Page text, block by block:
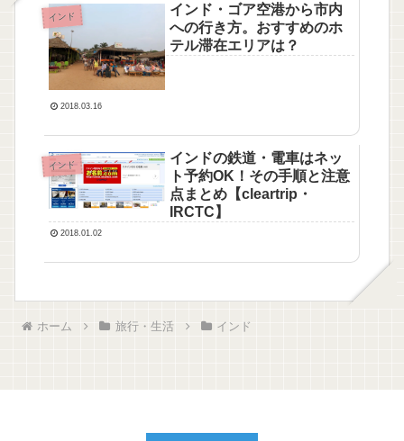
インド
インド・ゴア空港から市内
への行き方。おすすめのホ
テル滞在エリアは？
2018.03.16
インド
インドの鉄道・電車はネッ
ト予約OK！その手順と注意
点まとめ【cleartrip・
IRCTC】
2018.01.02
ホーム 旅行・生活 インド